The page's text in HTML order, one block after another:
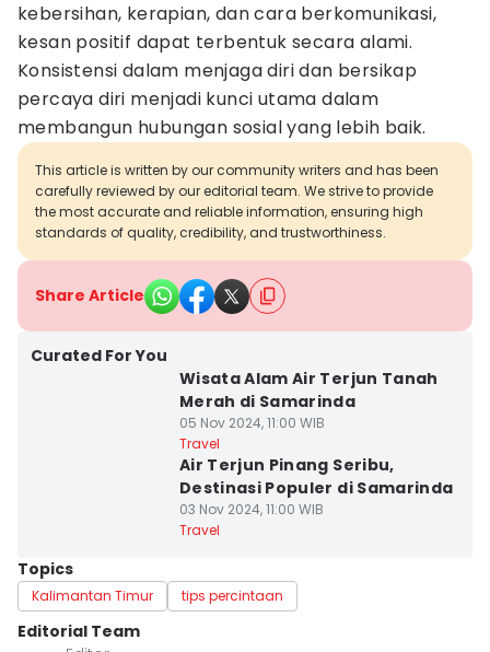
kebersihan, kerapian, dan cara berkomunikasi,
kesan positif dapat terbentuk secara alami.
Konsistensi dalam menjaga diri dan bersikap
percaya diri menjadi kunci utama dalam
membangun hubungan sosial yang lebih baik.
This article is written by our community writers and has been
carefully reviewed by our editorial team. We strive to provide
the most accurate and reliable information, ensuring high
standards of quality, credibility, and trustworthiness.
Share Article
Curated For You
Wisata Alam Air Terjun Tanah
Merah di Samarinda
05 Nov 2024, 11:00 WIB
Travel
Air Terjun Pinang Seribu,
Destinasi Populer di Samarinda
03 Nov 2024, 11:00 WIB
Travel
Topics
Kalimantan Timur tips percintaan
Editorial Team